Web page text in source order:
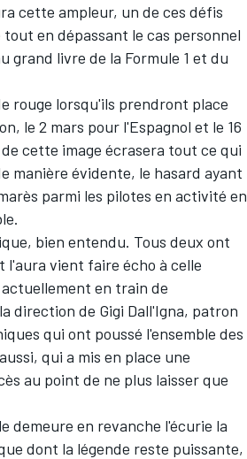
cette ampleur, un de ces défis
en dépassant le cas personnel
grand livre de la Formule 1 et du
rouge lorsqu'ils prendront place
le 2 mars pour l'Espagnol et le 16
cette image écrasera tout ce qui
manière évidente, le hasard ayant
parmi les pilotes en activité en
bien entendu. Tous deux ont
vient faire écho à celle
en train de
direction de Gigi Dall'Igna, patron
qui ont poussé l'ensemble des
qui a mis en place une
au point de ne plus laisser que
demeure en revanche l'écurie la
dont la légende reste puissante,